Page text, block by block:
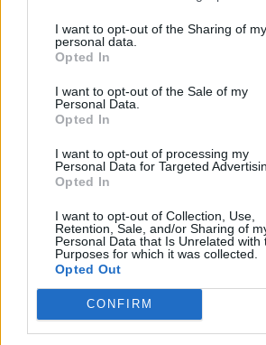
I want to opt-out of the Sharing of my
personal data.
Opted In
I want to opt-out of the Sale of my
Personal Data.
Opted In
I want to opt-out of processing my
Personal Data for Targeted
Opted In
I want to opt-out of Collection, Use,
Retention, Sale, and/or Sharing of
Personal Data that Is Unrelated with
Purposes for which it was collected.
Opted Out
CONFIRM
μαγιονέζας
Η πλήρης σε λιπαρά
περισσότερες
λιπαρά.
Η light εκδοχή έχει
θερμίδες, όμως
περιλαμβάνει άμυλα,